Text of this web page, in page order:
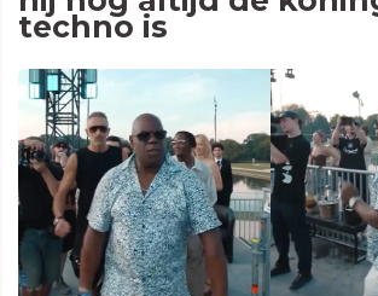
techno is